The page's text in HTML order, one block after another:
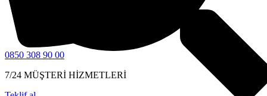
0850 308 90 00
7/24 MÜŞTERİ HİZMETLERİ